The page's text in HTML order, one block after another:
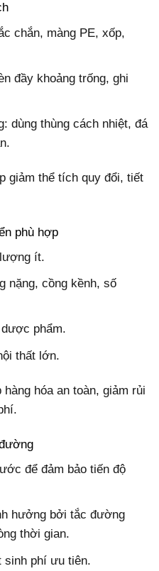
chắn, màng PE, xốp,
đầy khoảng trống, ghi
dùng thùng cách nhiệt, đá
giảm thể tích quy đổi, tiết
phù hợp
ít.
nặng, cồng kềnh, số
phẩm.
thất lớn.
hóa an toàn, giảm rủi
để đảm bảo tiến độ
hưởng bởi tắc đường
thời gian.
sinh phí ưu tiên.